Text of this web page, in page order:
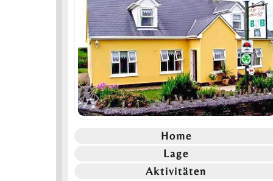
Home
Lage
Aktivitäten